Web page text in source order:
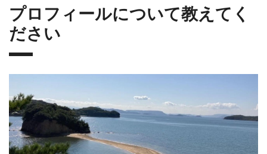
プロフィールについて教えてく
ださい